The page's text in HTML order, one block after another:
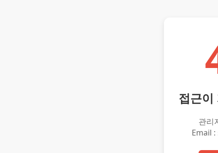
접근이
관리
Email